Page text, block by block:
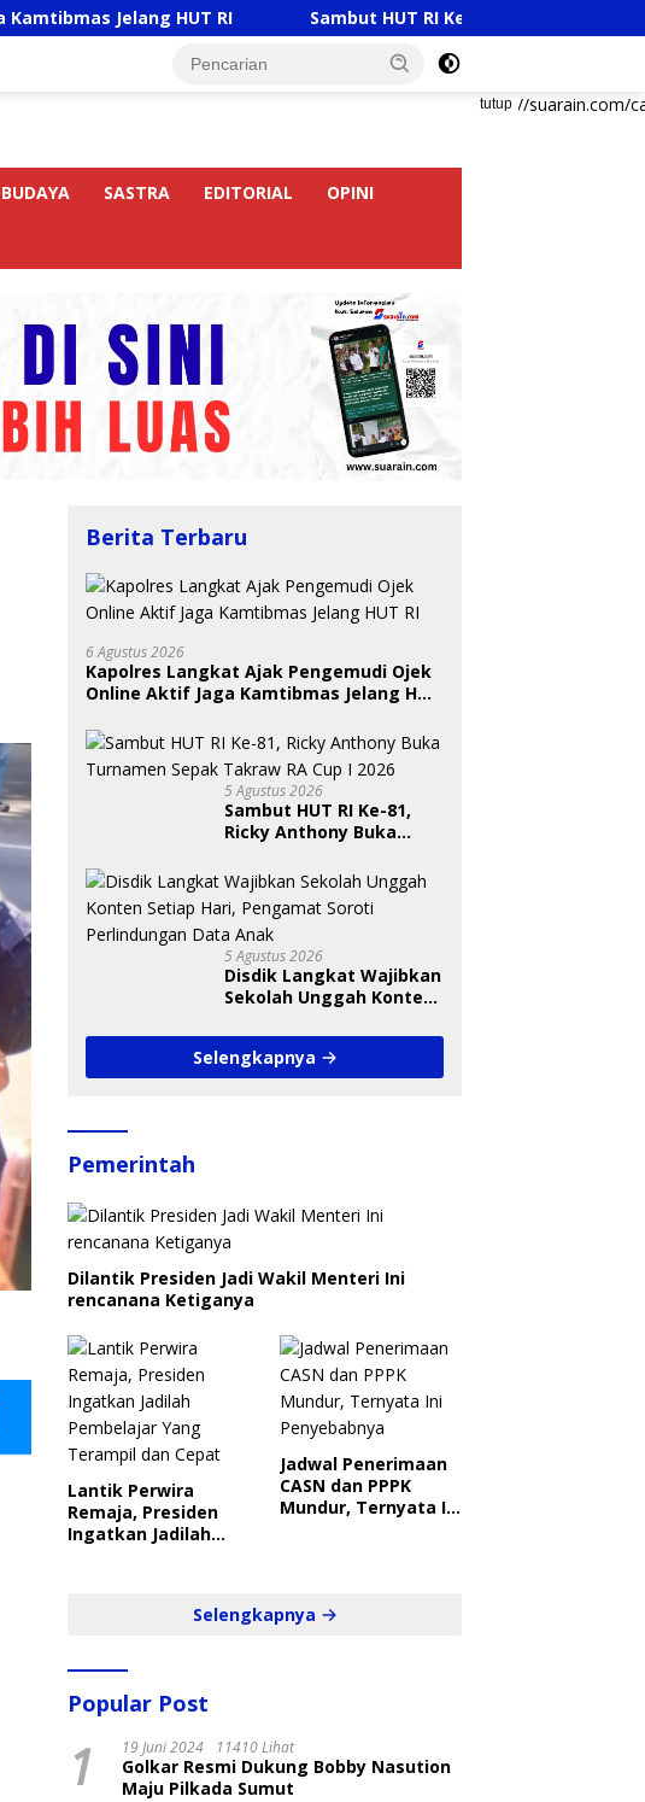
RI Sambut HUT RI Ke-81, Ricky Anthony Buka Turnamen Sepak
tutup
https://suarain.com/
BUDAYA SASTRA EDITORIAL OPINI
Berita Terbaru
6 Agustus 2026
Kapolres Langkat Ajak Pengemudi Ojek
Online Aktif Jaga Kamtibmas Jelang HUT
5 Agustus 2026
Sambut HUT RI Ke-81,
Ricky Anthony Buka
Takraw RA Cup I 2026
5 Agustus 2026
Disdik Langkat Wajibkan
Sekolah Unggah Konten
Soroti Perlindungan
Data Anak
Selengkapnya
Pemerintah
Dilantik Presiden Jadi Wakil Menteri Ini
rencanana Ketiganya
Lantik Perwira
Remaja, Presiden
Ingatkan Jadilah
Jadwal Penerimaan
CASN dan PPPK
Mundur, Ternyata Ini
Selengkapnya
Popular Post
1 19 Juni 2024 11410 Lihat
Golkar Resmi Dukung Bobby Nasution
Maju Pilkada Sumut